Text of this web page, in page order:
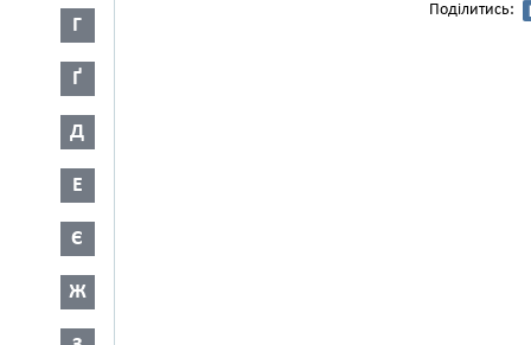
Г
Ґ
Д
Е
Є
Ж
Поділитись: